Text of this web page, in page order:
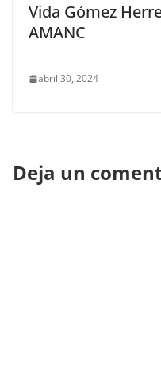
Vida Gómez
AMANC
abril 30, 2024
Deja un